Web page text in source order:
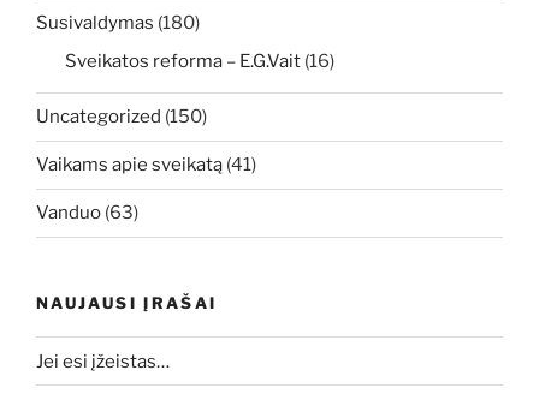
Susivaldymas (180)
Sveikatos reforma – E.G.Vait (16)
Uncategorized (150)
Vaikams apie sveikatą (41)
Vanduo (63)
NAUJAUSI ĮRAŠAI
Jei esi įžeistas…